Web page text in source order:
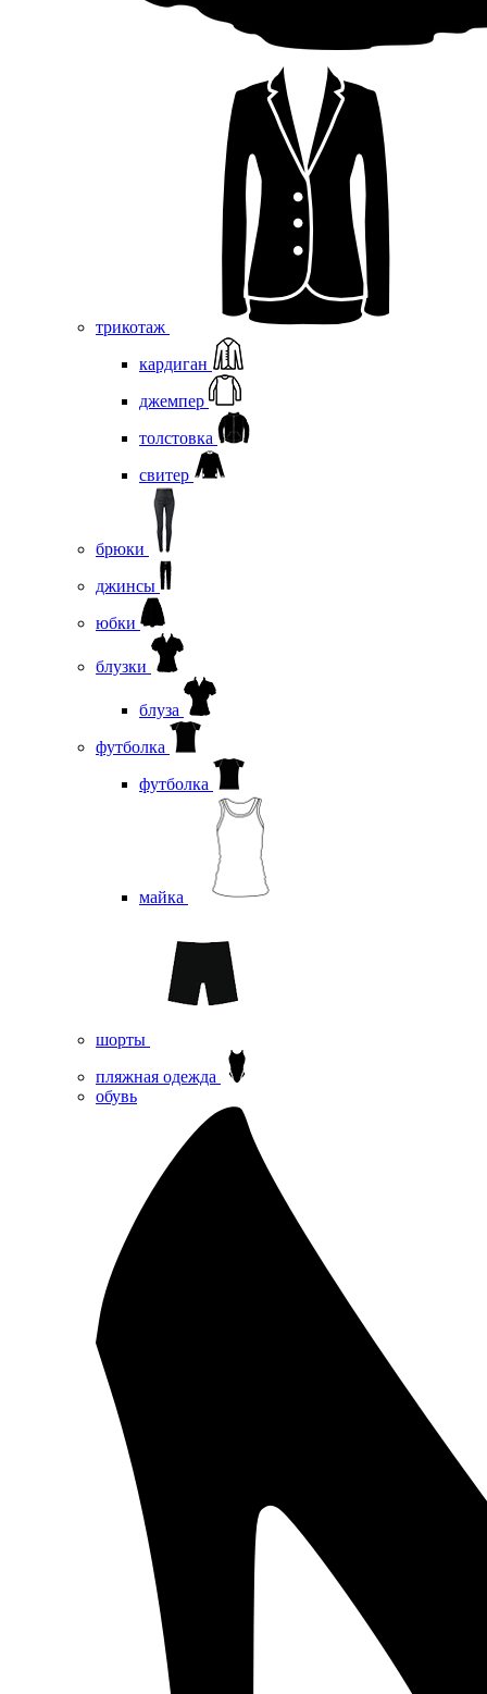
трикотаж
кардиган
джемпер
толстовка
свитер
брюки
джинсы
юбки
блузки
блуза
футболка
футболка
майка
шорты
пляжная одежда
oбувь